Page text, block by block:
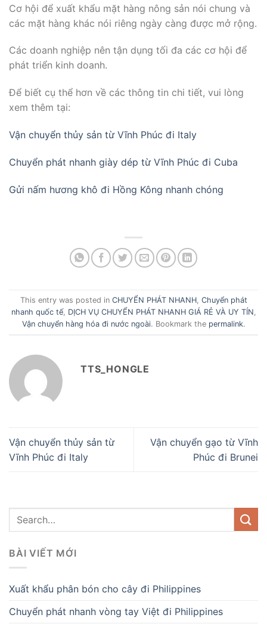
Cơ hội để xuất khẩu mặt hàng nông sản nói chung và
các mặt hàng khác nói riêng ngày càng được mở rộng.
Các doanh nghiệp nên tận dụng tối đa các cơ hội để
phát triển kinh doanh.
Để biết cụ thể hơn về các thông tin chi tiết, vui lòng
xem thêm tại:
Vận chuyển thủy sản từ Vĩnh Phúc đi Italy
Chuyển phát nhanh giày dép từ Vĩnh Phúc đi Cuba
Gửi nấm hương khô đi Hồng Kông nhanh chóng
This entry was posted in CHUYỂN PHÁT NHANH, Chuyển phát
nhanh quốc tế, DỊCH VỤ CHUYỂN PHÁT NHANH GIÁ RẺ VÀ UY TÍN
Vận chuyển hàng hóa đi nước ngoài. Bookmark the permalink.
TTS_HONGLE
Vận chuyển thủy sản từ
Vĩnh Phúc đi Italy
Vận chuyển gạo từ Vĩnh
Phúc đi Brunei
BÀI VIẾT MỚI
Xuất khẩu phân bón cho cây đi Philippines
Chuyển phát nhanh vòng tay Việt đi Philippines